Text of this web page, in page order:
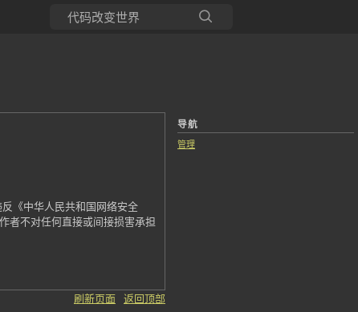
导航
管理
《中华人民共和国网络安全
者不对任何直接或间接损害承担
刷新页面 返回顶部